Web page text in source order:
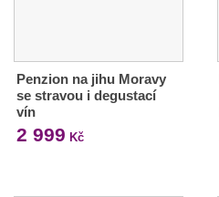
Penzion na jihu Moravy
se stravou i degustací
vín
2 999 Kč